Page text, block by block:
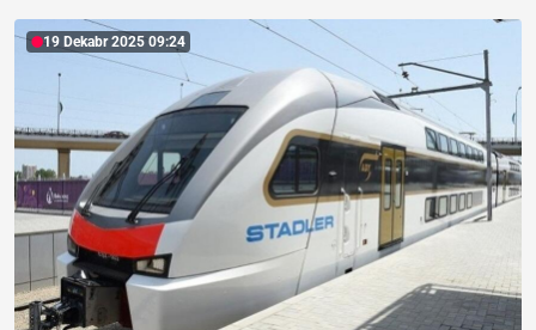
19 Dekabr 2025 09:24